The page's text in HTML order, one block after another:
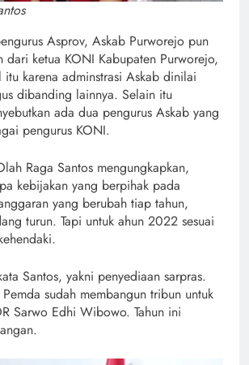
Asprov, Askab Purworejo pun
dari ketua KONI Kabupaten Purworejo,
itu karena adminstrasi Askab dinilai
dibanding lainnya. Selain itu
ada dua pengurus Askab yang
pengurus KONI.
Raga Santos mengungkapkan,
kebijakan yang berpihak pada
yang berubah tiap tahun,
turun. Tapi untuk ahun 2022 sesuai
Santos, yakni penyediaan sarpras.
sudah membangun tribun untuk
Sarwo Edhi Wibowo. Tahun ini